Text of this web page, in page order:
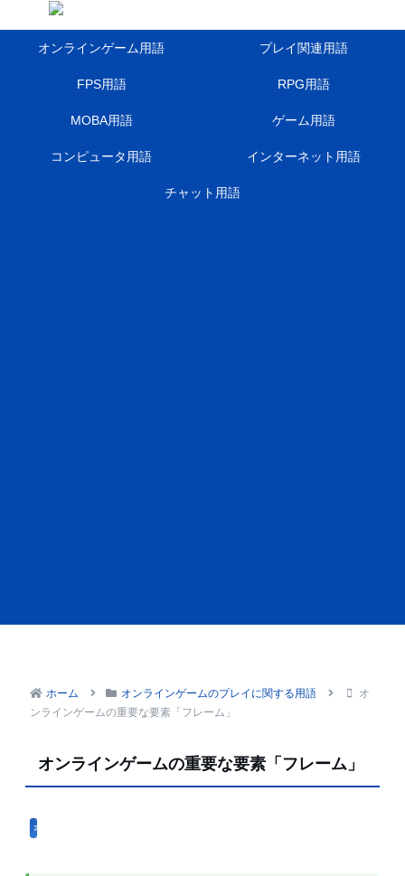
オンラインゲーム用語 プレイ関連用語
FPS用語 RPG用語
MOBA用語 ゲーム用語
コンピュータ用語 インターネット用語
チャット用語
ホーム オンラインゲームのプレイに関する用語
オ
ンラインゲームの重要な要素「フレーム」
オンラインゲームの重要な要素「フレーム」
オンラインゲームのプレイに関する用語